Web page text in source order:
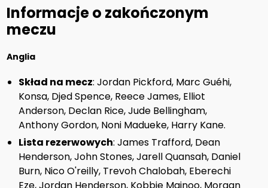
Informacje o zakończonym
meczu
Anglia
Skład na mecz: Jordan Pickford, Marc Guéhi,
Konsa, Djed Spence, Reece James, Elliot
Anderson, Declan Rice, Jude Bellingham,
Anthony Gordon, Noni Madueke, Harry Kane.
Lista rezerwowych: James Trafford, Dean
Henderson, John Stones, Jarell Quansah, Daniel
Burn, Nico O'reilly, Trevoh Chalobah, Eberechi